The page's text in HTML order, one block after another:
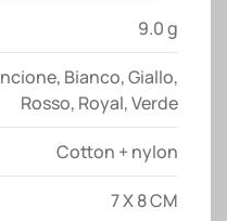
9.0 g
, Bianco,Giallo,
Rosso, Royal,Verde
Cotton + nylon
7 X 8 CM